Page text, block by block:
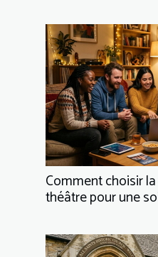
Comment choisir
théâtre pour une